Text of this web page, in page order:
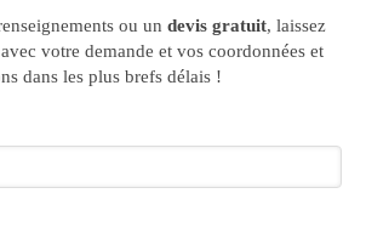
ou un devis gratuit, laissez
votre demande et vos coordonnées et
dans les plus brefs délais !